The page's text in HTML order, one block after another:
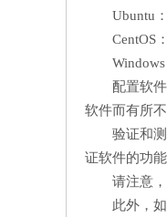
Ubuntu
CentOS
配置软
软件而有所
验证和
证软件的功能
请注意
此外，